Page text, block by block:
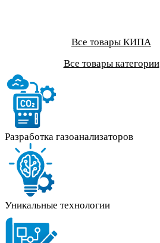
Все товары КИПА
Все товары категории
Разработка газоанализаторов
Уникальные технологии